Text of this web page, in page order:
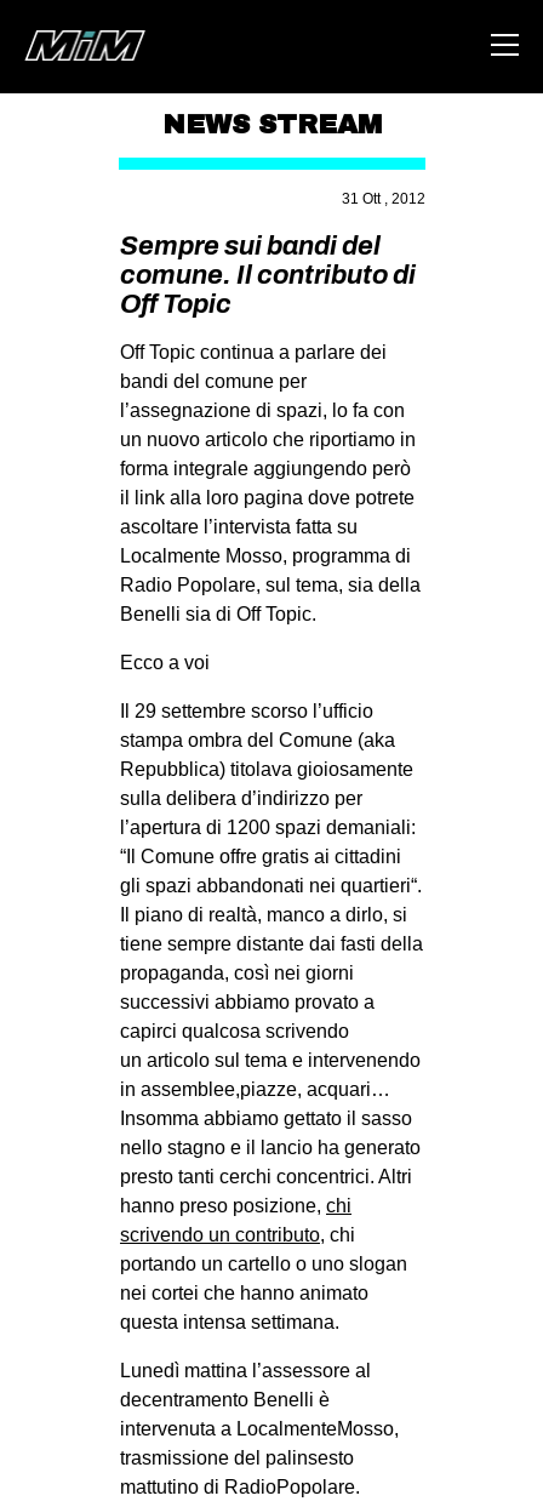
AREA
DEGENERAZIONE
GAZA FREESTYLE
CSOA LAMBRETTA
MSM
STUDENTI TSUNAMI
ZAM
MILANO
MOBILITAZIONI
MOVIMENTI
AMBIENTE
DIRITTO ALL’ABITARE
GENERI
MIGRAZIONI
PRECARIATO
REPRESSIONE
STUDENTI
CULTURE
ARTE
MANIFESTI
MUSICA
RECENSIONI
INTERNAZIONALE
AFRICA
AMERICHE
ESTREMO ORIENTE
NEWS STREAM
31 Ott , 2012
Sempre sui bandi del
comune. Il contributo di
Off Topic
Off Topic continua a parlare dei
bandi del comune per
l’assegnazione di spazi, lo fa con
un nuovo articolo che riportiamo in
forma integrale aggiungendo però
il link alla loro pagina dove potrete
ascoltare l’intervista fatta su
Localmente Mosso, programma di
Radio Popolare, sul tema, sia della
Benelli sia di Off Topic.
Ecco a voi
Il 29 settembre scorso l’ufficio
stampa ombra del Comune (aka
Repubblica) titolava gioiosamente
sulla delibera d’indirizzo per
l’apertura di 1200 spazi demaniali:
“Il Comune offre gratis ai cittadini
gli spazi abbandonati nei quartieri“.
Il piano di realtà, manco a dirlo, si
tiene sempre distante dai fasti della
propaganda, così nei giorni
successivi abbiamo provato a
capirci qualcosa scrivendo
un articolo sul tema e intervenendo
in assemblee,piazze, acquari…
Insomma abbiamo gettato il sasso
nello stagno e il lancio ha generato
presto tanti cerchi concentrici. Altri
hanno preso posizione, chi
scrivendo un contributo, chi
portando un cartello o uno slogan
nei cortei che hanno animato
questa intensa settimana.
Lunedì mattina l’assessore al
decentramento Benelli è
intervenuta a LocalmenteMosso,
trasmissione del palinsesto
mattutino di RadioPopolare.